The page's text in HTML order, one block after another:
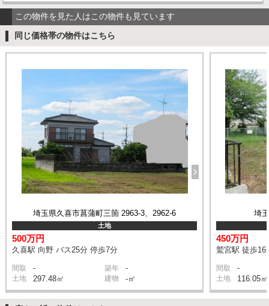
この物件を見た人はこの物件も見ています
同じ価格帯の物件はこちら
埼玉県久喜市菖蒲町三箇 2963-3、2962-6
土地
500万円
久喜駅 向野 バス25分 停歩7分
間取 - 築年 -
土地 297.48㎡ 建物 -㎡
埼
450万円
鷲宮駅 徒歩16
間取 -
土地 116.05㎡